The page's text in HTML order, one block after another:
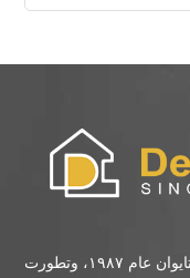
تأسست شركة "ديسمبر صن" في تايوان عام ١٩٨٧، وتطورت